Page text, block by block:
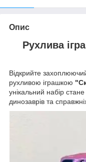
Опис
Рухлива
Відкрийте захоплюючий
рухливою іграшкою
унікальний набір
динозаврів та